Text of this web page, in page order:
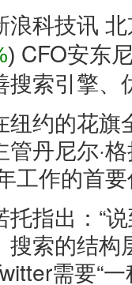
科技讯 北
) CFO安东
搜索引擎、
的花旗全
管丹尼尔·
工作的首
出：“说
搜索的结构
需要“